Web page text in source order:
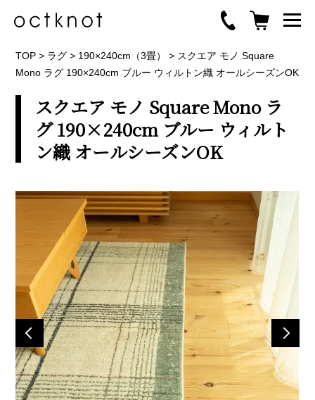
TOP > ラグ > 190×240cm（3畳） > スクエア モノ Square
Mono ラグ 190×240cm ブルー ウィルトン織 オールシーズンOK
スクエア モノ Square Mono ラ
グ 190×240cm ブルー ウィルト
ン織 オールシーズンOK